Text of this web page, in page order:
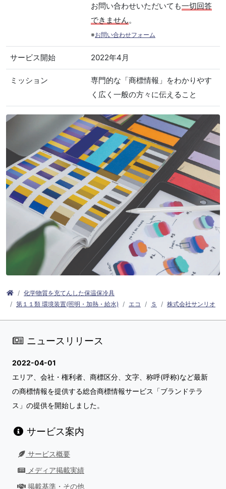
お問い合わせいただいても一切回答
できません。
※お問い合わせフォーム
サービス開始 2022年4月
ミッション
専門的な「商標情報」をわかりやす
く広く一般の方々に伝えること
化学物質を充てんした保温保冷具
第１１類 環境装置(照明・加熱・給水)
エコ Ｓ 株式会社サンリオ
ニュースリリース
2022-04-01
エリア、会社・権利者、商標区分、文字、称呼(呼称)など最新
の商標情報を提供する総合商標情報サービス「ブランドテラ
ス」の提供を開始しました。
サービス案内
サービス概要
メディア掲載実績
掲載基準・その他